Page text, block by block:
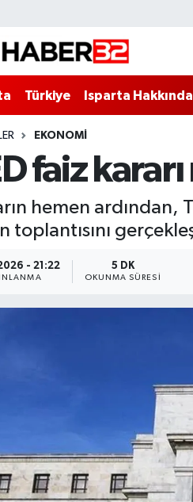
Türkiye Isparta Hakkında
EKONOMI
faiz
hemen ardından,
toplantısını
- 21:22 5 DK
OKUNMA SÜRESI
Eczaneler
Haritası
Durumu ve Fikstür